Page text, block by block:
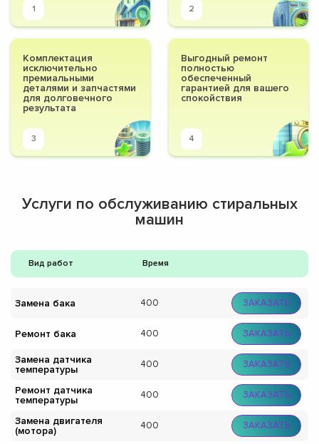
1 2
Комплектация
исключительно
премиальными
деталями и запчастями
для долговечного
результата
3
Выгодный ремонт
полностью
обеспеченный
гарантией для вашего
спокойствия
4
Услуги по обслуживанию стиральных
машин
Вид работ Время
Замена бака 400 ЗАКАЗАТЬ
Ремонт бака 400 ЗАКАЗАТЬ
Замена датчика
температуры
400 ЗАКАЗАТЬ
Ремонт датчика
температуры
400 ЗАКАЗАТЬ
Замена двигателя
(мотора)
400 ЗАКАЗАТЬ